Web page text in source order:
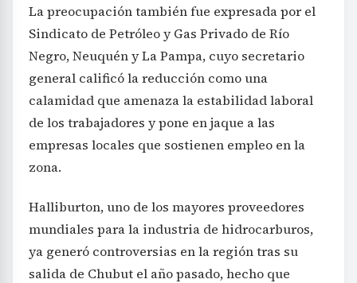
La preocupación también fue expresada por el
Sindicato de Petróleo y Gas Privado de Río
Negro, Neuquén y La Pampa, cuyo secretario
general calificó la reducción como una
calamidad que amenaza la estabilidad laboral
de los trabajadores y pone en jaque a las
empresas locales que sostienen empleo en la
zona.
Halliburton, uno de los mayores proveedores
mundiales para la industria de hidrocarburos,
ya generó controversias en la región tras su
salida de Chubut el año pasado, hecho que